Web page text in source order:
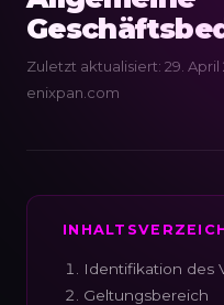
Zuletzt aktualisiert: 29. April
enixpan.com
Identifikation des
Geltungsbereich